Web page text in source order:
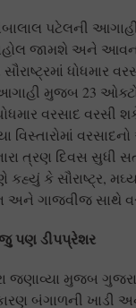
પટેલની
જામશે અને
ધોધમાર
મુજબ 23
વરસાદ વરસી
વિસ્તારોમાં
ત્રણ દિવસ સુધી
કે સૌરાષ્ટ્ર,
અને ગાજવીજ સાથે
પણ ડીપપ્રેશર
જણાવ્યા મુજબ
બંગાળની ખાડી